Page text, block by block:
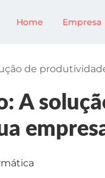
Home Empresa
de
A